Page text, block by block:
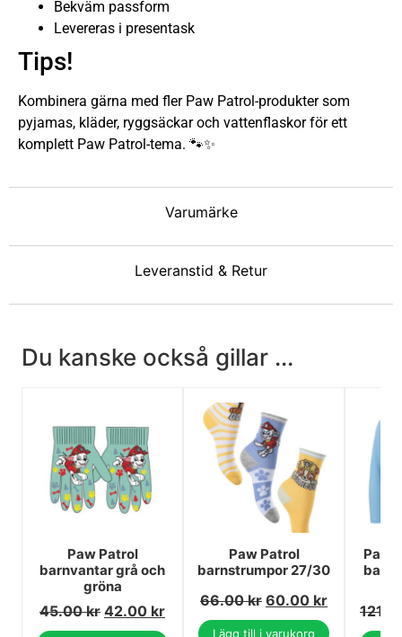
Varumärke
Leveranstid & Retur
Bekväm passform
Levereras i presentask
Tips!
Kombinera gärna med fler Paw Patrol-produkter som
pyjamas, kläder, ryggsäckar och vattenflaskor för ett
komplett Paw Patrol-tema. 🐾✨
Du kanske också gillar ...
Paw Patrol
barnvantar grå och
gröna
45.00kr 42.00 kr
Paw Patrol
barnstrumpor 27/30
66.00kr 60.00 kr
Lägg till i varukorg
Paw